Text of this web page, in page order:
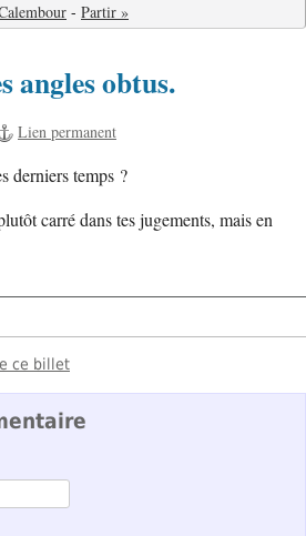
- Partir »
angles obtus.
Lien permanent
derniers temps ?
carré dans tes jugements, mais en
ce billet